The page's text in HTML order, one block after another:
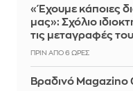
«Έχουμε κάποιες
μας»: Σχόλιο
τις μεταγραφές
ΠΡΙΝ ΑΠΌ 6 ΏΡΕΣ
Βραδινό